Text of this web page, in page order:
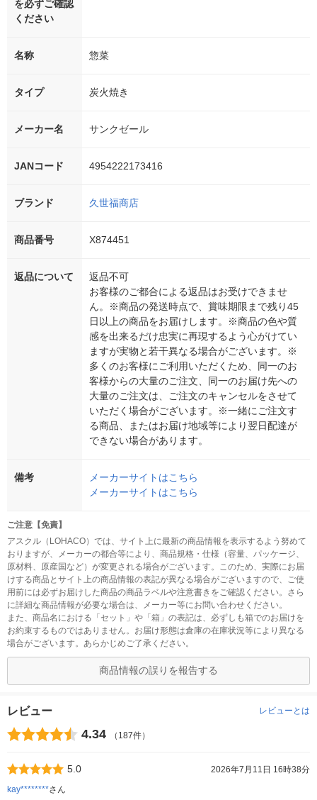
を必ずご確認
ください
名称 惣菜
タイプ 炭火焼き
メーカー名 サンクゼール
JANコード 4954222173416
ブランド 久世福商店
商品番号 X874451
返品について
返品不可
お客様のご都合による返品はお受けできませ
ん。※商品の発送時点で、賞味期限まで残り45
日以上の商品をお届けします。※商品の色や質
感を出来るだけ忠実に再現するよう心がけてい
ますが実物と若干異なる場合がございます。※
多くのお客様にご利用いただくため、同一のお
客様からの大量のご注文、同一のお届け先への
大量のご注文は、ご注文のキャンセルをさせて
いただく場合がございます。※一緒にご注文す
る商品、またはお届け地域等により翌日配達が
できない場合があります。
備考
メーカーサイトはこちら
メーカーサイトはこちら
ご注意【免責】
アスクル（LOHACO）では、サイト上に最新の商品情報を表示するよう努めて
おりますが、メーカーの都合等により、商品規格・仕様（容量、パッケージ、
原材料、原産国など）が変更される場合がございます。このため、実際にお届
けする商品とサイト上の商品情報の表記が異なる場合がございますので、ご使
用前には必ずお届けした商品の商品ラベルや注意書きをご確認ください。さら
に詳細な商品情報が必要な場合は、メーカー等にお問い合わせください。
また、商品名における「セット」や「箱」の表記は、必ずしも箱でのお届けを
お約束するものではありません。お届け形態は倉庫の在庫状況等により異なる
場合がございます。あらかじめご了承ください。
商品情報の誤りを報告する
レビュー レビューとは
4.34 （187件）
5.0
2026年7月11日 16時38分
kay********さん